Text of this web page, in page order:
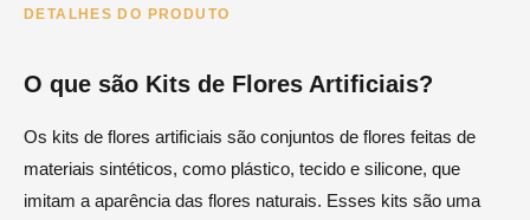
DETALHES DO PRODUTO
O que são Kits de Flores Artificiais?
Os kits de flores artificiais são conjuntos de flores feitas de
materiais sintéticos, como plástico, tecido e silicone, que
imitam a aparência das flores naturais. Esses kits são uma